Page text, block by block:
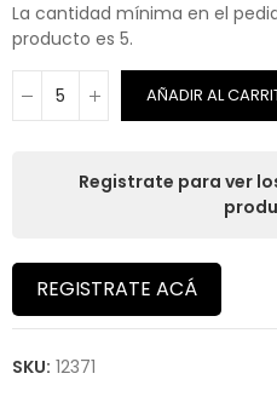
La cantidad mínima en el
producto es 5.
AÑADIR AL
Registrate para ver
REGISTRATE ACÁ
SKU: 12371